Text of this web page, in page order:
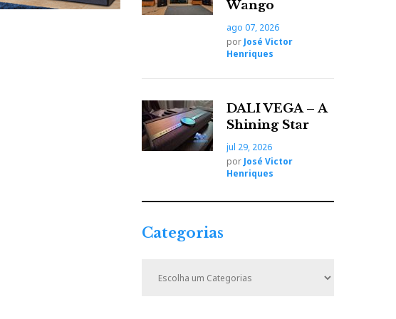
Wango
ago 07, 2026
por José Victor
Henriques
DALI VEGA – A
Shining Star
jul 29, 2026
por José Victor
Henriques
Categorias